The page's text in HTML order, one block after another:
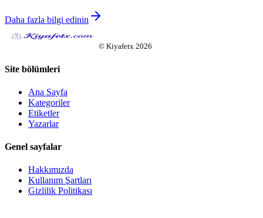
Daha fazla bilgi edinin
© Kiyafetx 2026
Site bölümleri
Ana Sayfa
Kategoriler
Etiketler
Yazarlar
Genel sayfalar
Hakkımızda
Kullanım Şartları
Gizlilik Politikası